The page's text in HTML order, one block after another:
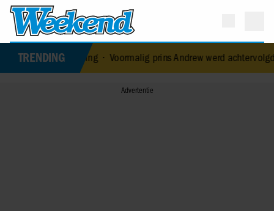
TRENDING
• Voormalig prins Andrew werd achtervolgd door